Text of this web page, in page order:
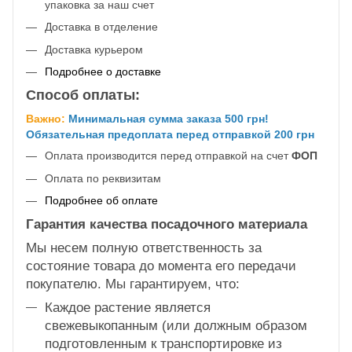
упаковка за наш счет
Доставка в отделение
Доставка курьером
Подробнее о доставке
Способ оплаты:
Важно: Минимальная сумма заказа 500 грн!
Обязательная предоплата перед отправкой 200 грн
Оплата производится перед отправкой на счетФОП
Оплата по реквизитам
Подробнее об оплате
Гарантия качества посадочного материала
Мы несем полную ответственность за
состояние товара до момента его передачи
покупателю. Мы гарантируем, что:
Каждое растение является
свежевыкопанным (или должным образом
подготовленным к транспортировке из